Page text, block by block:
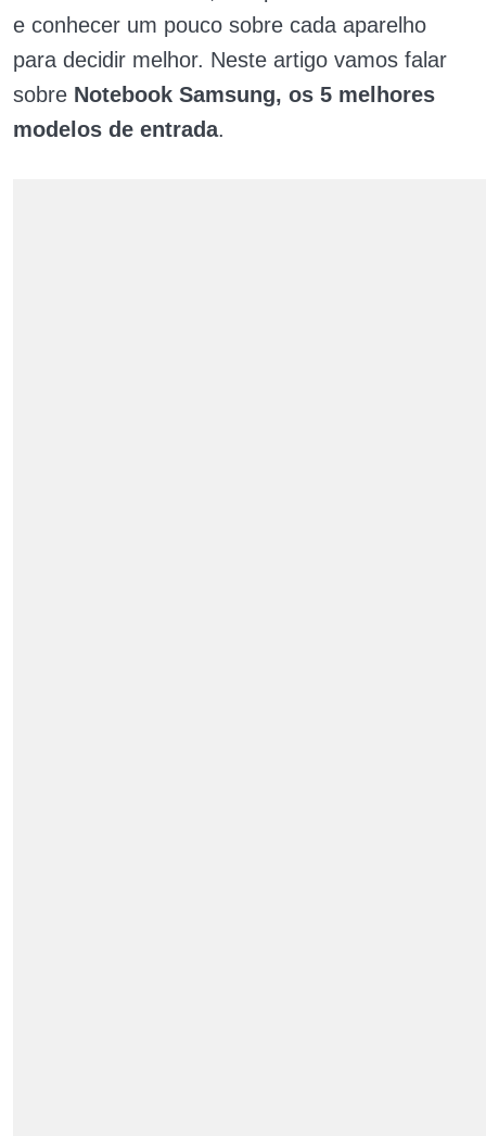
e conhecer um pouco sobre cada aparelho
para decidir melhor. Neste artigo vamos falar
sobre Notebook Samsung, os 5 melhores
modelos de entrada.